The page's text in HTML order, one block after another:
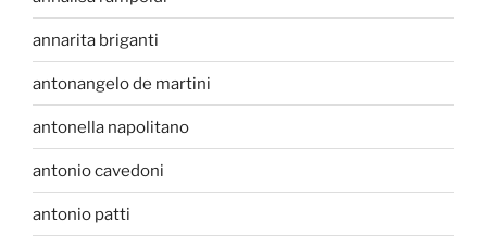
annarita briganti
antonangelo de martini
antonella napolitano
antonio cavedoni
antonio patti